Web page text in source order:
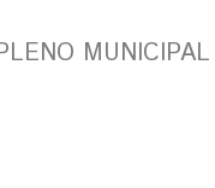
MUNICIPAL